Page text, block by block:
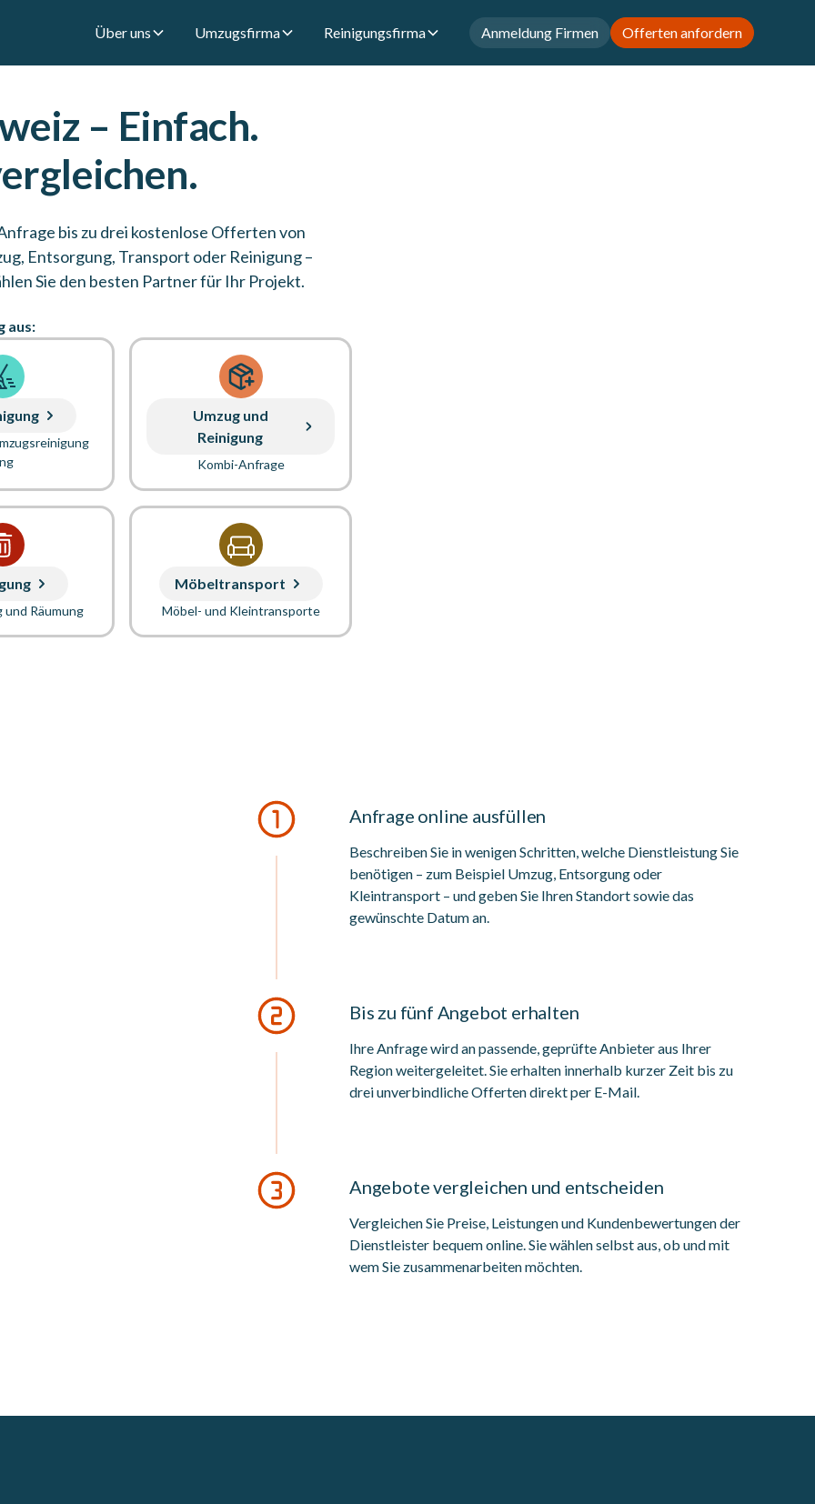
Über uns Umzugsfirma Reinigungsfirma Anmeldung Firmen Offerten anfordern
– Einfach.
bis zu drei kostenlose Offerten von
Entsorgung, Transport oder Reinigung –
Sie den besten Partner für Ihr Projekt.
aus:
Umzug und
Reinigung
Kombi-Anfrage
und Räumung
Möbeltransport
Möbel- und Kleintransporte
Anfrage online ausfüllen
Beschreiben Sie in wenigen Schritten, welche Dienstleistung Sie
benötigen – zum Beispiel Umzug, Entsorgung oder
Kleintransport – und geben Sie Ihren Standort sowie das
gewünschte Datum an.
Bis zu fünf Angebot erhalten
Ihre Anfrage wird an passende, geprüfte Anbieter aus Ihrer
Region weitergeleitet. Sie erhalten innerhalb kurzer Zeit bis zu
drei unverbindliche Offerten direkt per E-Mail.
Angebote vergleichen und entscheiden
Vergleichen Sie Preise, Leistungen und Kundenbewertungen der
Dienstleister bequem online. Sie wählen selbst aus, ob und mit
wem Sie zusammenarbeiten möchten.